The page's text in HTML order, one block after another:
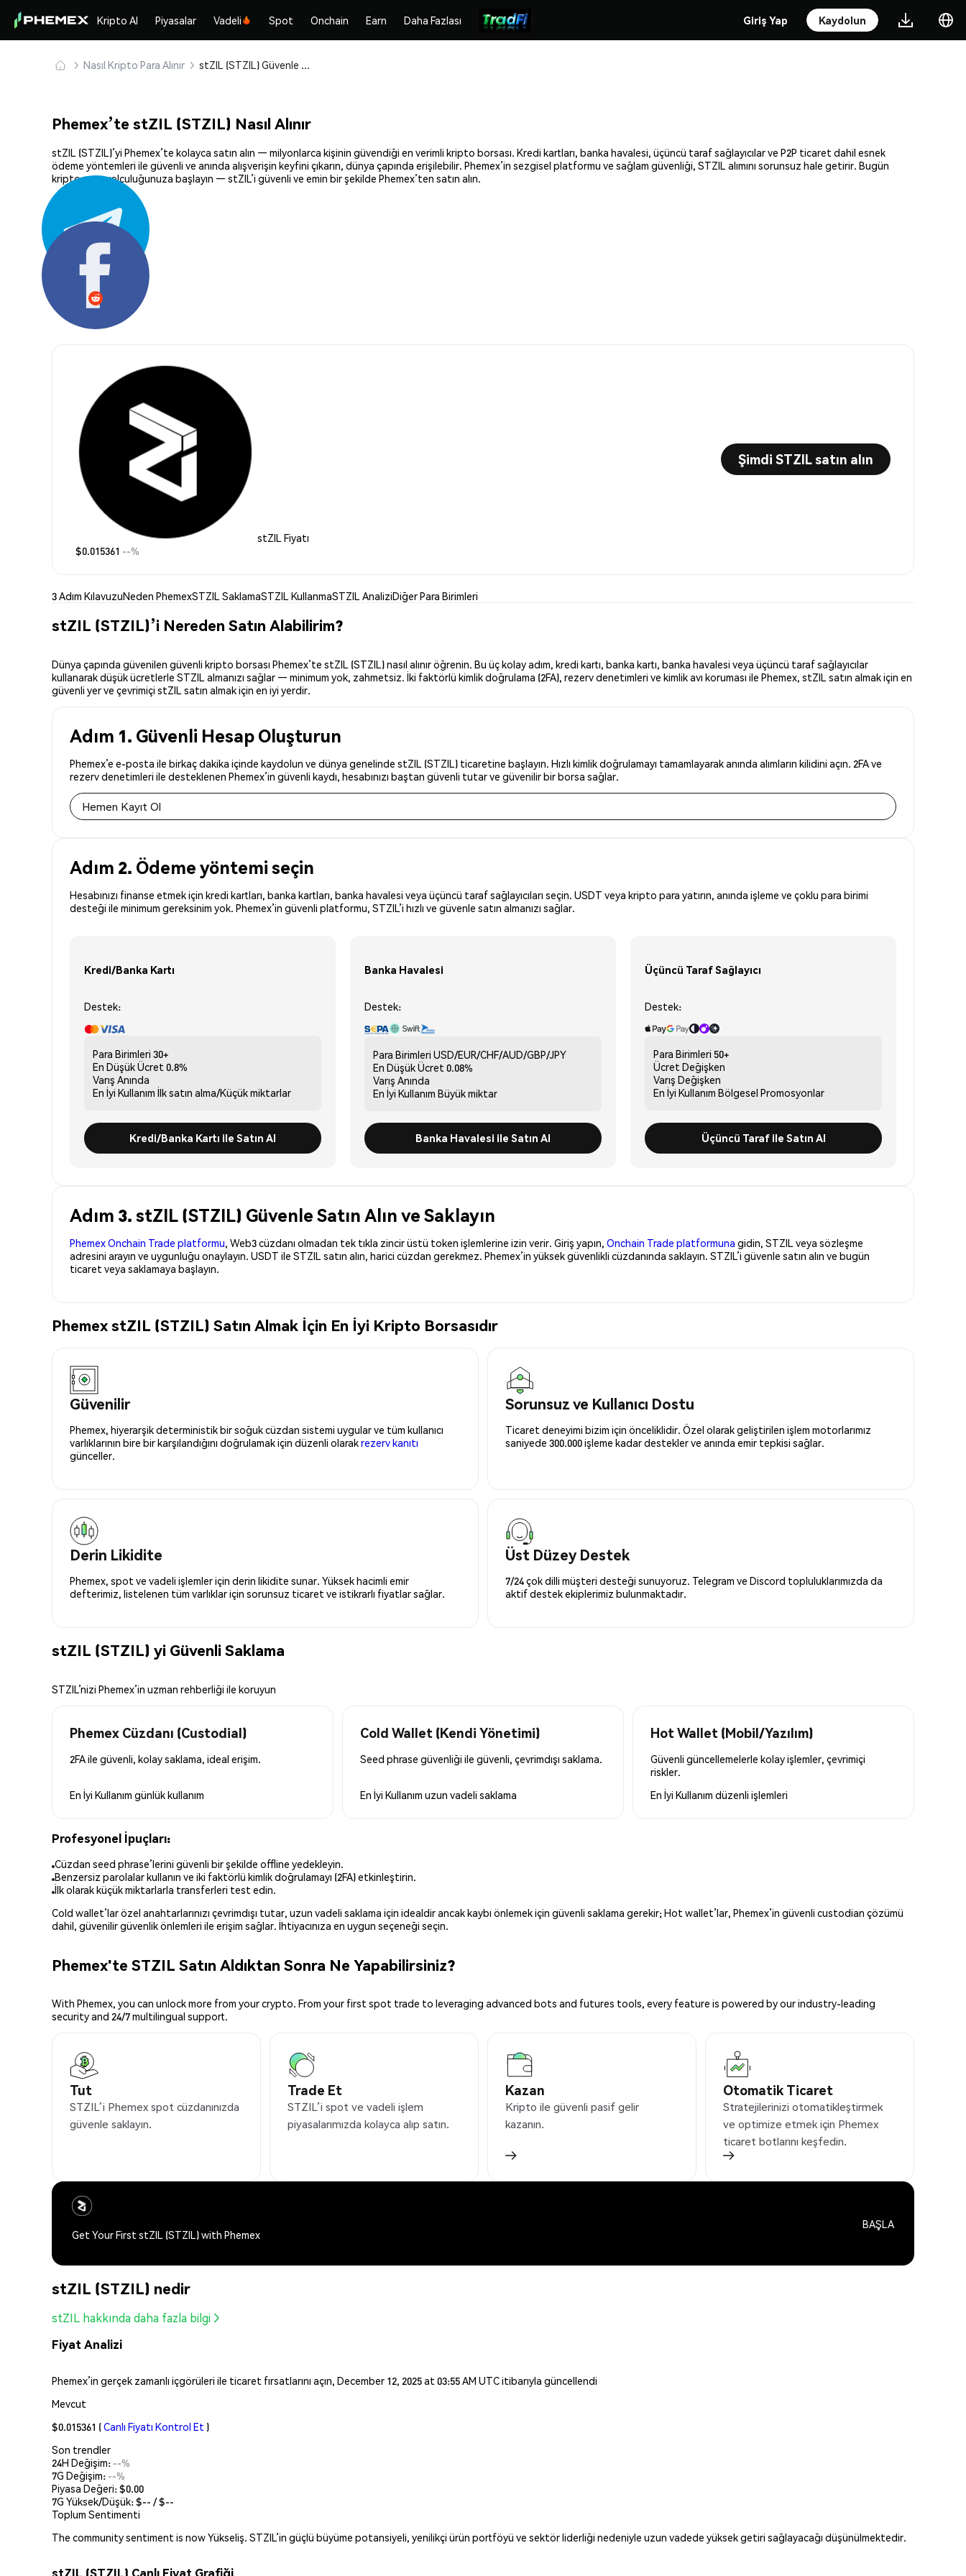
Kripto Al Piyasalar Vadeli Spot Onchain Earn Daha Fazlası Giriş Yap Kaydolun
Nasıl Kripto Para Alınır stZIL (STZIL) Güvenle Satın Alın ve Saklayın
Phemex’te stZIL (STZIL) Nasıl Alınır
stZIL (STZIL)’yi Phemex’te kolayca satın alın — milyonlarca kişinin güvendiği en verimli kripto borsası. Kredi kartları, banka havalesi, üçüncü taraf sağlayıcılar ve P2P ticaret dahil esnek
ödeme yöntemleri ile güvenli ve anında alışverişin keyfini çıkarın, dünya çapında erişilebilir. Phemex’in sezgisel platformu ve sağlam güvenliği, STZIL alımını sorunsuz hale getirir. Bugün
kripto para yolculuğunuza başlayın — stZIL’i güvenli ve emin bir şekilde Phemex’ten satın alın.
stZIL Fiyatı
$0.015361 --%
Şimdi STZIL satın alın
3 Adım KılavuzuNeden PhemexSTZIL SaklamaSTZIL KullanmaSTZIL AnaliziDiğer Para Birimleri
stZIL (STZIL)’i Nereden Satın Alabilirim?
Dünya çapında güvenilen güvenli kripto borsası Phemex’te stZIL (STZIL) nasıl alınır öğrenin. Bu üç kolay adım, kredi kartı, banka kartı, banka havalesi veya üçüncü taraf sağlayıcılar
kullanarak düşük ücretlerle STZIL almanızı sağlar — minimum yok, zahmetsiz. İki faktörlü kimlik doğrulama (2FA), rezerv denetimleri ve kimlik avı koruması ile Phemex, stZIL satın almak için en
güvenli yer ve çevrimiçi stZIL satın almak için en iyi yerdir.
Adım 1. Güvenli Hesap Oluşturun
Phemex’e e-posta ile birkaç dakika içinde kaydolun ve dünya genelinde stZIL (STZIL) ticaretine başlayın. Hızlı kimlik doğrulamayı tamamlayarak anında alımların kilidini açın. 2FA ve
rezerv denetimleri ile desteklenen Phemex’in güvenli kaydı, hesabınızı baştan güvenli tutar ve güvenilir bir borsa sağlar.
Hemen Kayıt Ol
Adım 2. Ödeme yöntemi seçin
Hesabınızı finanse etmek için kredi kartları, banka kartları, banka havalesi veya üçüncü taraf sağlayıcıları seçin. USDT veya kripto para yatırın, anında işleme ve çoklu para birimi
desteği ile minimum gereksinim yok. Phemex’in güvenli platformu, STZIL’i hızlı ve güvenle satın almanızı sağlar.
Kredi/Banka Kartı
Destek:
Para Birimleri 30+
En Düşük Ücret 0.8%
Varış Anında
En İyi Kullanım İlk satın alma/Küçük miktarlar
Kredi/Banka Kartı ile Satın Al
Banka Havalesi
Destek:
Para Birimleri USD/EUR/CHF/AUD/GBP/JPY
En Düşük Ücret 0.08%
Varış Anında
En İyi Kullanım Büyük miktar
Banka Havalesi ile Satın Al
Üçüncü Taraf Sağlayıcı
Destek:
Para Birimleri 50+
Ücret Değişken
Varış Değişken
En İyi Kullanım Bölgesel Promosyonlar
Üçüncü Taraf ile Satın Al
Adım 3. stZIL (STZIL) Güvenle Satın Alın ve Saklayın
Phemex Onchain Trade platformu, Web3 cüzdanı olmadan tek tıkla zincir üstü token işlemlerine izin verir. Giriş yapın, Onchain Trade platformuna gidin, STZIL veya sözleşme
adresini arayın ve uygunluğu onaylayın. USDT ile STZIL satın alın, harici cüzdan gerekmez. Phemex’in yüksek güvenlikli cüzdanında saklayın. STZIL’i güvenle satın alın ve bugün
ticaret veya saklamaya başlayın.
Phemex stZIL (STZIL) Satın Almak İçin En İyi Kripto Borsasıdır
Güvenilir
Phemex, hiyerarşik deterministik bir soğuk cüzdan sistemi uygular ve tüm kullanıcı
varlıklarının bire bir karşılandığını doğrulamak için düzenli olarakrezerv kanıtı
günceller.
Sorunsuz ve Kullanıcı Dostu
Ticaret deneyimi bizim için önceliklidir. Özel olarak geliştirilen işlem motorlarımız
saniyede 300.000 işleme kadar destekler ve anında emir tepkisi sağlar.
Derin Likidite
Phemex, spot ve vadeli işlemler için derin likidite sunar. Yüksek hacimli emir
defterimiz, listelenen tüm varlıklar için sorunsuz ticaret ve istikrarlı fiyatlar sağlar.
Üst Düzey Destek
7/24 çok dilli müşteri desteği sunuyoruz. Telegram ve Discord topluluklarımızda da
aktif destek ekiplerimiz bulunmaktadır.
stZIL (STZIL) yi Güvenli Saklama
STZIL’nizi Phemex’in uzman rehberliği ile koruyun
Phemex Cüzdanı (Custodial)
2FA ile güvenli, kolay saklama, ideal erişim.
En İyi Kullanım günlük kullanım
Cold Wallet (Kendi Yönetimi)
Seed phrase güvenliği ile güvenli, çevrimdışı saklama.
En İyi Kullanım uzun vadeli saklama
Hot Wallet (Mobil/Yazılım)
Güvenli güncellemelerle kolay işlemler, çevrimiçi
riskler.
En İyi Kullanım düzenli işlemleri
Profesyonel İpuçları:
Cüzdan seed phrase’lerini güvenli bir şekilde offline yedekleyin.
Benzersiz parolalar kullanın ve iki faktörlü kimlik doğrulamayı (2FA) etkinleştirin.
İlk olarak küçük miktarlarla transferleri test edin.
Cold wallet’lar özel anahtarlarınızı çevrimdışı tutar, uzun vadeli saklama için idealdir ancak kaybı önlemek için güvenli saklama gerekir; Hot wallet’lar, Phemex’in güvenli custodian çözümü
dahil, güvenilir güvenlik önlemleri ile erişim sağlar. İhtiyacınıza en uygun seçeneği seçin.
Phemex'te STZIL Satın Aldıktan Sonra Ne Yapabilirsiniz?
With Phemex, you can unlock more from your crypto. From your first spot trade to leveraging advanced bots and futures tools, every feature is powered by our industry-leading
security and 24/7 multilingual support.
Tut
STZIL’i Phemex spot cüzdanınızda
güvenle saklayın.
Trade Et
STZIL’i spot ve vadeli işlem
piyasalarımızda kolayca alıp satın.
Kazan
Kripto ile güvenli pasif gelir
kazanın.
Otomatik Ticaret
Stratejilerinizi otomatikleştirmek
ve optimize etmek için Phemex
ticaret botlarını keşfedin.
Get Your First stZIL (STZIL) with Phemex
BAŞLA
stZIL (STZIL) nedir
stZIL hakkında daha fazla bilgi
Fiyat Analizi
Phemex’in gerçek zamanlı içgörüleri ile ticaret fırsatlarını açın, December 12, 2025 at 03:55 AM UTC itibarıyla güncellendi
Mevcut
$0.015361 (Canlı Fiyatı Kontrol Et )
Son trendler
24H Değişim: --%
7G Değişim: --%
Piyasa Değeri:$0.00
7G Yüksek/Düşük: $-- / $--
Toplum Sentimenti
The community sentiment is now Yükseliş. STZIL’in güçlü büyüme potansiyeli, yenilikçi ürün portföyü ve sektör liderliği nedeniyle uzun vadede yüksek getiri sağlayacağı düşünülmektedir.
stZIL (STZIL) Canlı Fiyat Grafiği